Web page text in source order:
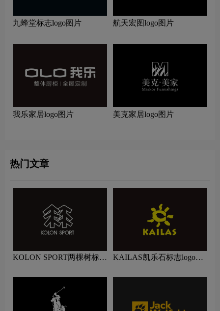
九蜂堂标志logo图片 航天宏图logo图片
我乐家居logo图片 美克家居logo图片
热门文章
KOLON SPORT两棵树标志
KAILAS凯乐石标志logo图